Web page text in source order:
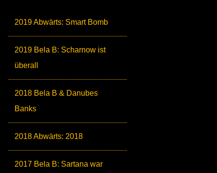
2019 Abwärts: Smart Bomb
2019 Bela B: Scharnow ist
überall
2018 Bela B & Danubes
Banks
2018 Abwärts: 2018
2017 Bela B: Sartana war